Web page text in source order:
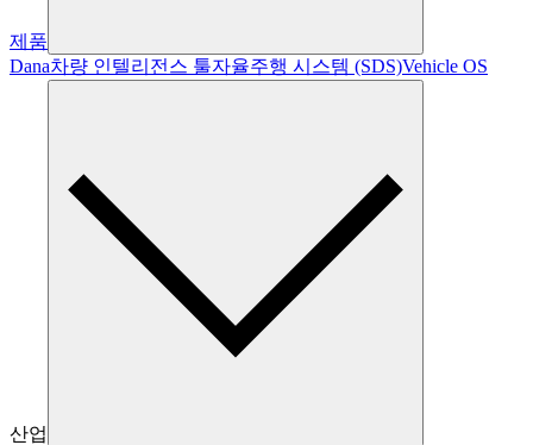
제품
Dana차량 인텔리전스 툴자율주행 시스템 (SDS)Vehicle OS
산업